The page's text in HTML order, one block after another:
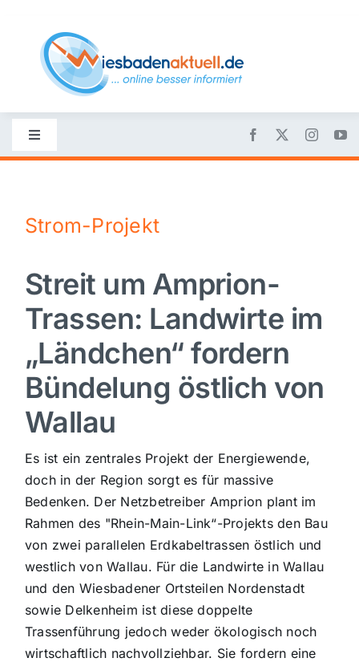
content
Toggle
Navigation
Nachrichten
Politik
Wirtschaft
Sport
Panorama
Mein Stadtteil
Verkehrsmeldungen
Strom-Projekt
Streit um Amprion-
Trassen: Landwirte im
„Ländchen“ fordern
Bündelung östlich von
Wallau
Es ist ein zentrales Projekt der Energiewende,
doch in der Region sorgt es für massive
Bedenken. Der Netzbetreiber Amprion plant im
Rahmen des "Rhein-Main-Link“-Projekts den Bau
von zwei parallelen Erdkabeltrassen östlich und
westlich von Wallau. Für die Landwirte in Wallau
und den Wiesbadener Ortsteilen Nordenstadt
sowie Delkenheim ist diese doppelte
Trassenführung jedoch weder ökologisch noch
wirtschaftlich nachvollziehbar. Sie fordern eine